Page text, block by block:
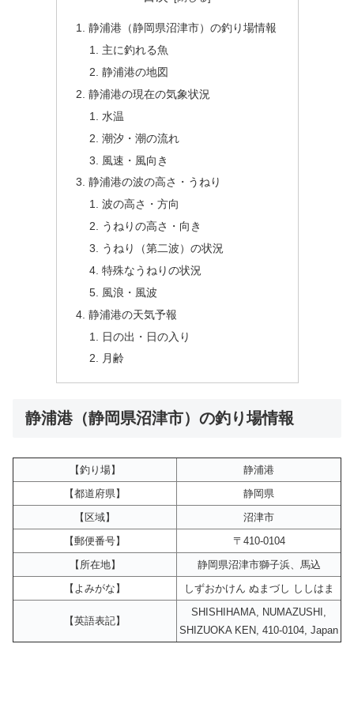
静浦港（静岡県沼津市）の釣り場情報
主に釣れる魚
静浦港の地図
静浦港の現在の気象状況
水温
潮汐・潮の流れ
風速・風向き
静浦港の波の高さ・うねり
波の高さ・方向
うねりの高さ・向き
うねり（第二波）の状況
特殊なうねりの状況
風浪・風波
静浦港の天気予報
日の出・日の入り
月齢
静浦港（静岡県沼津市）の釣り場情報
【釣り場】
静浦港
【都道府県】
静岡県
【区域】
沼津市
【郵便番号】
〒410-0104
【所在地】
静岡県沼津市獅子浜、馬込
【よみがな】
しずおかけん ぬまづし ししはま
【英語表記】
SHISHIHAMA, NUMAZUSHI,
SHIZUOKA KEN, 410-0104, Japan